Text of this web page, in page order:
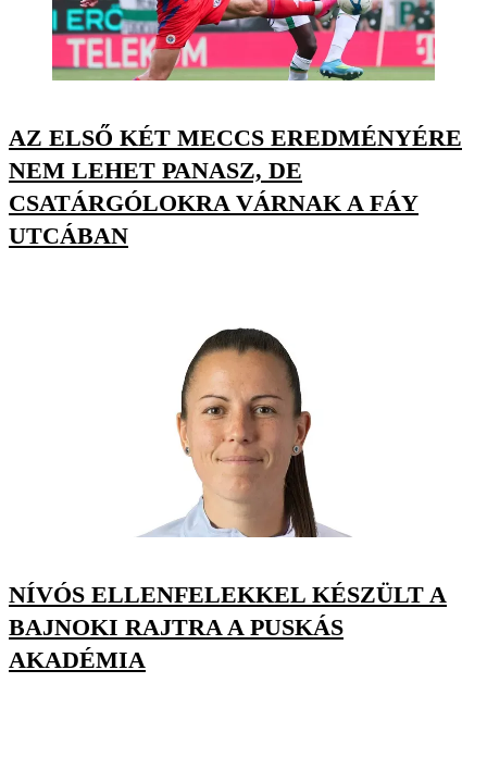
AZ ELSŐ KÉT MECCS EREDMÉNYÉRE
NEM LEHET PANASZ, DE
CSATÁRGÓLOKRA VÁRNAK A FÁY
UTCÁBAN
NÍVÓS ELLENFELEKKEL KÉSZÜLT A
BAJNOKI RAJTRA A PUSKÁS
AKADÉMIA